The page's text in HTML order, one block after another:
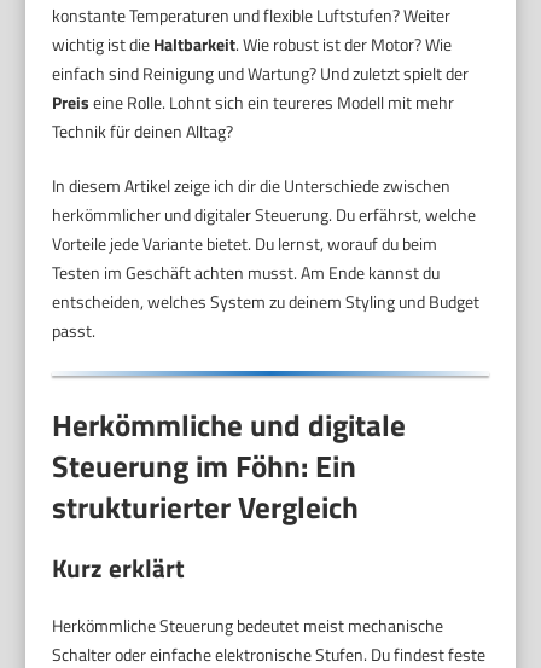
konstante Temperaturen und flexible Luftstufen? Weiter
wichtig ist dieHaltbarkeit. Wie robust ist der Motor? Wie
einfach sind Reinigung und Wartung? Und zuletzt spielt der
Preiseine Rolle. Lohnt sich ein teureres Modell mit mehr
Technik für deinen Alltag?
In diesem Artikel zeige ich dir die Unterschiede zwischen
herkömmlicher und digitaler Steuerung. Du erfährst, welche
Vorteile jede Variante bietet. Du lernst, worauf du beim
Testen im Geschäft achten musst. Am Ende kannst du
entscheiden, welches System zu deinem Styling und Budget
passt.
Herkömmliche und digitale
Steuerung im Föhn: Ein
strukturierter Vergleich
Kurz erklärt
Herkömmliche Steuerung bedeutet meist mechanische
Schalter oder einfache elektronische Stufen. Du findest feste